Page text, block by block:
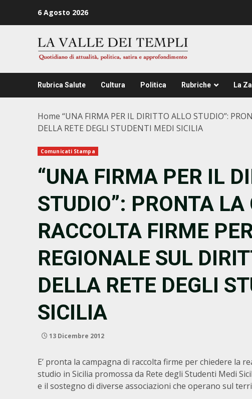
6 Agosto 2026
Rubrica Salute Cultura Politica Rubriche La
Home “UNA FIRMA PER IL DIRITTO ALLO STUDIO”:
DELLA RETE DEGLI STUDENTI MEDI SICILIA
Comunicati Stampa
“UNA FIRMA PER IL
STUDIO”: PRONTA
RACCOLTA FIRME
REGIONALE SUL
DELLA RETE DEGLI
SICILIA
13 Dicembre 2012
E’ pronta la campagna di raccolta firme per chiedere la
studio in Sicilia promossa da Rete degli Studenti Medi
e il sostegno di diverse associazioni che operano sul